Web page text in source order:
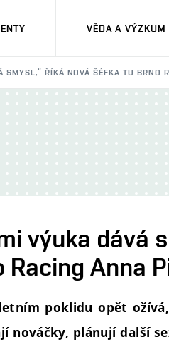
VĚDA A VÝZKUM
ŘÍKÁ NOVÁ ŠÉFKA TU BRNO
výuka dává
Racing Anna
poklidu opět
nováčky, plánují další